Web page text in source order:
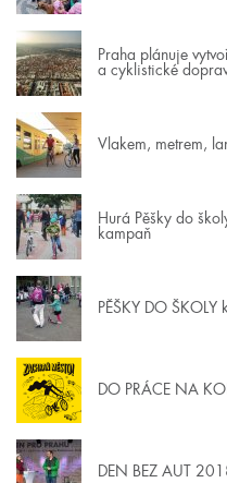
Praha plánuje
a cyklistické
Vlakem, metrem,
Hurá Pěšky do
kampaň
PĚŠKY DO
DO PRÁCE NA
DEN BEZ AUT